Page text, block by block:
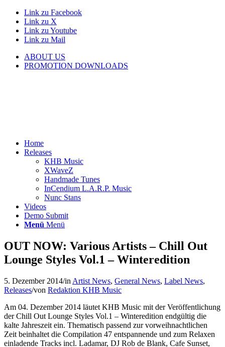
Link zu Facebook
Link zu X
Link zu Youtube
Link zu Mail
ABOUT US
PROMOTION DOWNLOADS
Home
Releases
KHB Music
XWaveZ
Handmade Tunes
InCendium L.A.R.P. Music
Nunc Stans
Videos
Demo Submit
Menü Menü
OUT NOW: Various Artists – Chill Out
Lounge Styles Vol.1 – Winteredition
5. Dezember 2014/in Artist News, General News, Label News,
Releases/von Redaktion KHB Music
Am 04. Dezember 2014 läutet KHB Music mit der Veröffentlichung
der Chill Out Lounge Styles Vol.1 – Winteredition endgültig die
kalte Jahreszeit ein. Thematisch passend zur vorweihnachtlichen
Zeit beinhaltet die Compilation 47 entspannende und zum Relaxen
einladende Tracks incl. Ladamar, DJ Rob de Blank, Cafe Sunset,